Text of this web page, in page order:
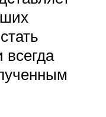
всегда